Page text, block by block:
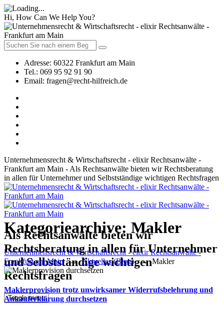
Hi, How Can We Help You?
Adresse: 60322 Frankfurt am Main
Tel.: 069 95 92 91 90
Email: fragen@recht-hilfreich.de
Unternehmensrecht & Wirtschaftsrecht - elixir Rechtsanwälte -
Frankfurt am Main - Als Rechtsanwälte bieten wir Rechtsberatung
in allen für Unternehmer und Selbstständige wichtigen Rechtsfragen
Als Rechtsanwälte bieten wir
Rechtsberatung in allen für Unternehmer
und Selbstständige wichtigen
Rechtsfragen
Toggle menu
Kategoriearchive: Makler
Unternehmensrecht & Wirtschaftsrecht - elixir Rechtsanwälte -
Frankfurt am Main →Aktuelles (Blog)→Makler
Maklerprovision trotz unwirksamer Widerrufsbelehrung und
Ankauferklärung durchsetzen